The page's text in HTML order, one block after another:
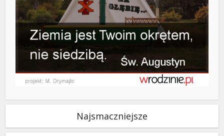
Najsmaczniejsze